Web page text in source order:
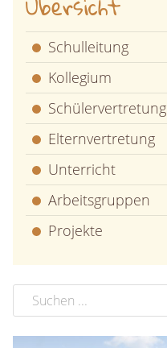
Schulleitung
Kollegium
Schülervertretung
Elternvertretung
Unterricht
Arbeitsgruppen
Projekte
Suchbegriff